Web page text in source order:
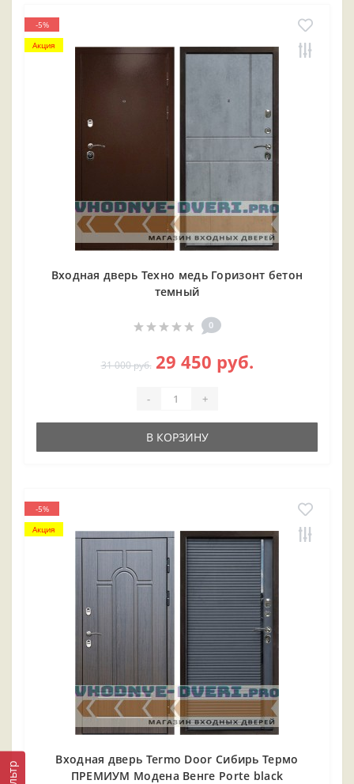
-5%
Акция
Входная дверь Техно медь Горизонт бетон
темный
0
31 000 руб. 29 450 руб.
- +
В КОРЗИНУ
-5%
Акция
Входная дверь Termo Door Сибирь Термо
ПРЕМИУМ Модена Венге Porte black